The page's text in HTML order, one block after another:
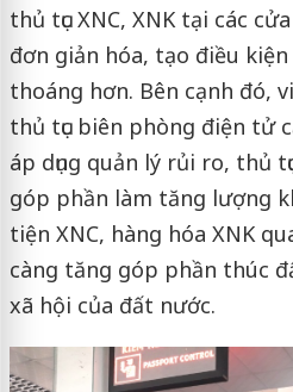
thủ tục XNC, XNK tại các
đơn giản hóa, tạo điều
thoáng hơn. Bên cạnh đó,
thủ tục biên phòng điện tử
áp dụng quản lý rủi ro, thủ
góp phần làm tăng lượng
tiện XNC, hàng hóa XNK
càng tăng góp phần thúc
xã hội của đất nước.